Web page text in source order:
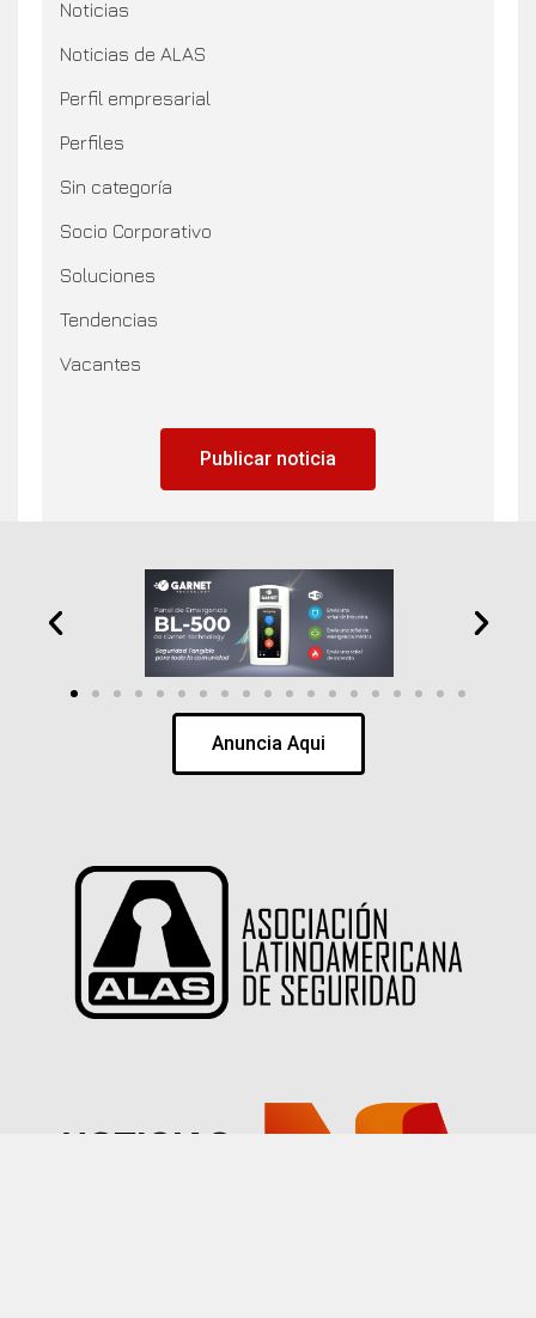
Noticias
Noticias de ALAS
Perfil empresarial
Perfiles
Sin categoría
Socio Corporativo
Soluciones
Tendencias
Vacantes
Publicar noticia
Anuncia Aqui